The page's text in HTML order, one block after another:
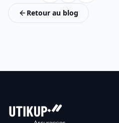
Retour au blog